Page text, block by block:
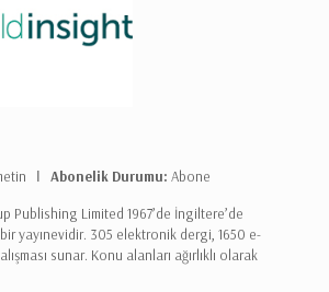
Ι Abonelik Durumu: Abone
Publishing Limited 1967’de İngiltere’de
yayınevidir. 305 elektronik dergi, 1650 e-
sunar. Konu alanları ağırlıklı olarak